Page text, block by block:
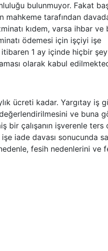
bulunmuyor. Fakat
tarafından
kıdem, varsa ihbar
ödemesi için işçiyi işe
1 ay içinde hiçbir şey
olarak kabul
ücreti kadar. Yargıtay iş
ve buna
bir çalışanın işverenle ters
iade davası sonucunda
fesih nedenlerini ve